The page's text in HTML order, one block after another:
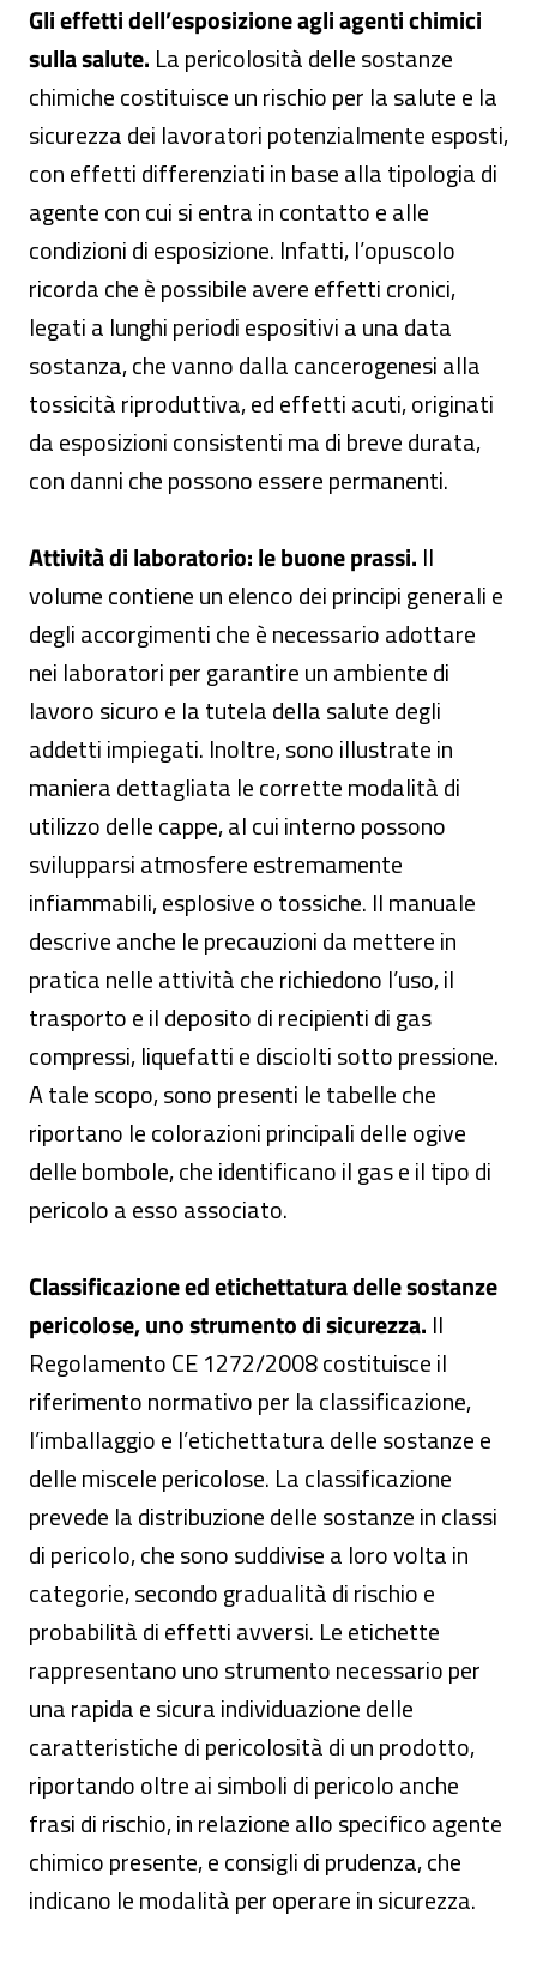
Gli effetti dell’esposizione agli agenti chimici
sulla salute. La pericolosità delle sostanze
chimiche costituisce un rischio per la salute e la
sicurezza dei lavoratori potenzialmente esposti,
con effetti differenziati in base alla tipologia di
agente con cui si entra in contatto e alle
condizioni di esposizione. Infatti, l’opuscolo
ricorda che è possibile avere effetti cronici,
legati a lunghi periodi espositivi a una data
sostanza, che vanno dalla cancerogenesi alla
tossicità riproduttiva, ed effetti acuti, originati
da esposizioni consistenti ma di breve durata,
con danni che possono essere permanenti.
Attività di laboratorio: le buone prassi. Il
volume contiene un elenco dei principi generali e
degli accorgimenti che è necessario adottare
nei laboratori per garantire un ambiente di
lavoro sicuro e la tutela della salute degli
addetti impiegati. Inoltre, sono illustrate in
maniera dettagliata le corrette modalità di
utilizzo delle cappe, al cui interno possono
svilupparsi atmosfere estremamente
infiammabili, esplosive o tossiche. Il manuale
descrive anche le precauzioni da mettere in
pratica nelle attività che richiedono l’uso, il
trasporto e il deposito di recipienti di gas
compressi, liquefatti e disciolti sotto pressione.
A tale scopo, sono presenti le tabelle che
riportano le colorazioni principali delle ogive
delle bombole, che identificano il gas e il tipo di
pericolo a esso associato.
Classificazione ed etichettatura delle sostanze
pericolose, uno strumento di sicurezza. Il
Regolamento CE 1272/2008 costituisce il
riferimento normativo per la classificazione,
l’imballaggio e l’etichettatura delle sostanze e
delle miscele pericolose. La classificazione
prevede la distribuzione delle sostanze in classi
di pericolo, che sono suddivise a loro volta in
categorie, secondo gradualità di rischio e
probabilità di effetti avversi. Le etichette
rappresentano uno strumento necessario per
una rapida e sicura individuazione delle
caratteristiche di pericolosità di un prodotto,
riportando oltre ai simboli di pericolo anche
frasi di rischio, in relazione allo specifico agente
chimico presente, e consigli di prudenza, che
indicano le modalità per operare in sicurezza.